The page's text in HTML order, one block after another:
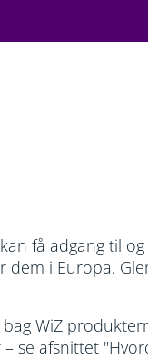
få adgang til
i Europa.
WiZ
se afsnittet